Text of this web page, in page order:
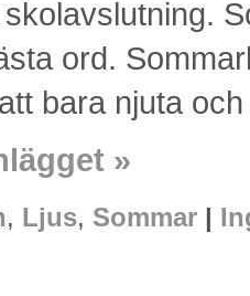
ord.
bara njuta
»
, Ljus, Sommar |